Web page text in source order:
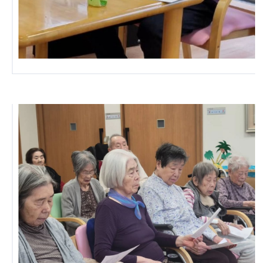
医療法人 京都翔医会
西京都病院
西京都クリニック
洛桂の郷
ファミリエール吉祥院
教育（共に生きる仲間達）
学校法人明星学園 関東福祉専門学校
国際医療専門学校 浦和学院高等学校
明星幼稚園 志学会高等学校
特定非営利活動法人ファイアーレッズメディカルスポ
ーツクラブ